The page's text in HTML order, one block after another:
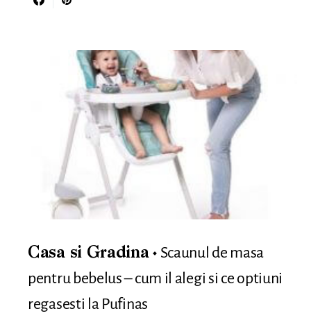
Casa si Gradina
Scaunul de masa
pentru bebelus – cum il alegi si ce optiuni
regasesti la Pufinas